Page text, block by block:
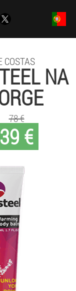
COSTAS
NA
39 €
78 €